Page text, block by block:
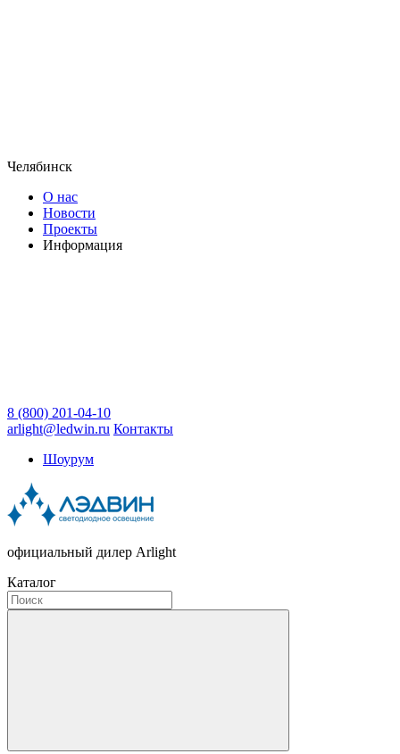
Челябинск
О нас
Новости
Проекты
Информация
8 (800) 201-04-10
arlight@ledwin.ru Контакты
Шоурум
официальный дилер Arlight
Каталог